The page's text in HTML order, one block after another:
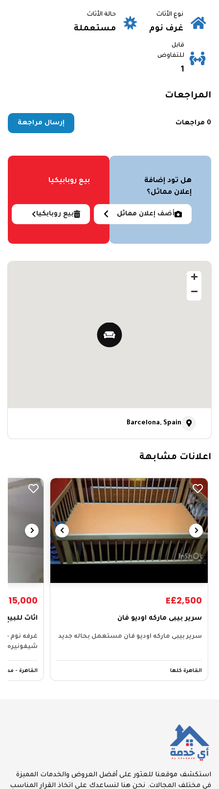
نوع الأثاث
غرف نوم
حالة الأثاث
مستعملة
قابل
للتفاوض
1
المراجعات
0 مراجعات إرسال مراجعة
هل تود إضافة
إعلان مماثل؟
أضف إعلان مماثل
بيع روبابيكيا
بيع روبابكيا
Barcelona, Spain
اعلانات مشابهة
سرير بيبى ماركه اوديو فان
سرير بيبى ماركه اوديو فان مستعمل بحاله جديد
القاهرة كلها
E£2,500
اثاث للبيع
غرفه نوم
شيفونيره و ٢…
القاهرة -
استكشف موقعنا للعثور على أفضل العروض والخدمات المميزة
في مختلف المجالات. نحن هنا لنساعدك على اتخاذ القرار المناسب